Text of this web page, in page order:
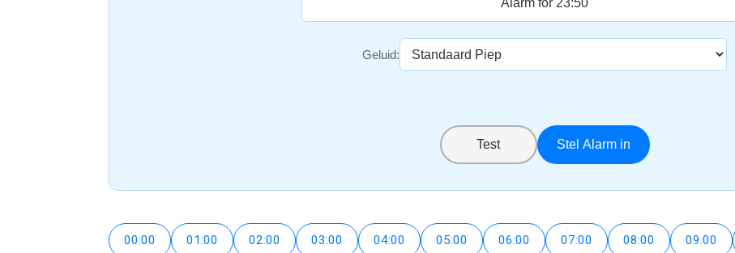
Geluid:
Test Stel Alarm in
00:00 01:00 02:00 03:00 04:00 05:00 06:00 07:00 08:00 09:00